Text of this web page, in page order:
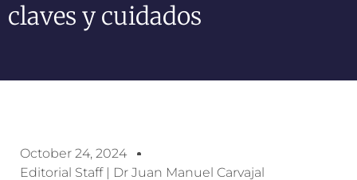
claves y cuidados
October 24, 2024
Editorial Staff | Dr Juan Manuel Carvajal